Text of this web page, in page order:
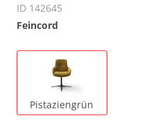
ID 142645
Feincord
Pistaziengrün